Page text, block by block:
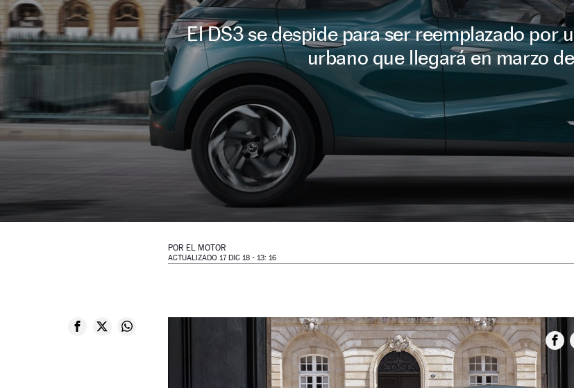
El DS3 se despide para ser reemplazado por
urbano que llegará en marzo
POR EL MOTOR
ACTUALIZADO 17 DIC 18 - 13: 16